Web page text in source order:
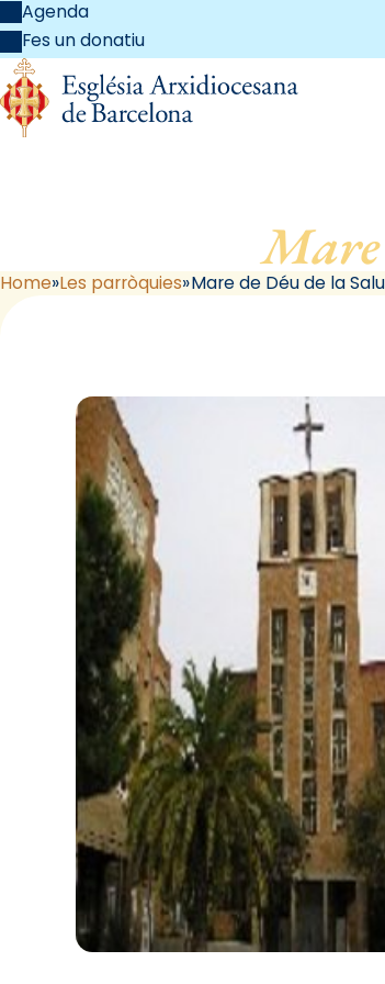
Agenda
Fes un donatiu
Home Les parròquies Mare de Déu de la